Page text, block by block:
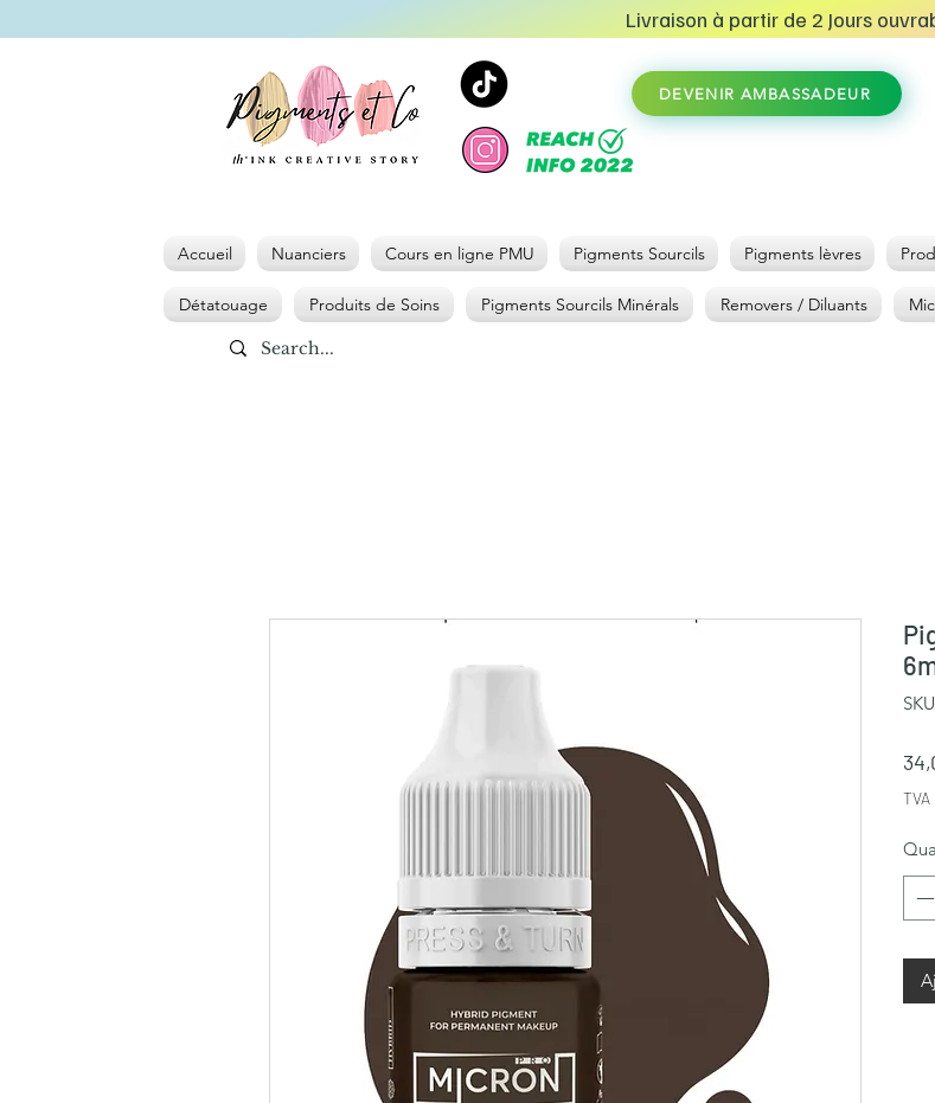
DEVENIR AMBASSADEUR
Accueil Nuanciers Cours en ligne PMU Pigments Sourcils Pigments lèvres
Détatouage Produits de Soins Pigments Sourcils Minérals Removers / Diluants
Livraison à partir de 2 Jours